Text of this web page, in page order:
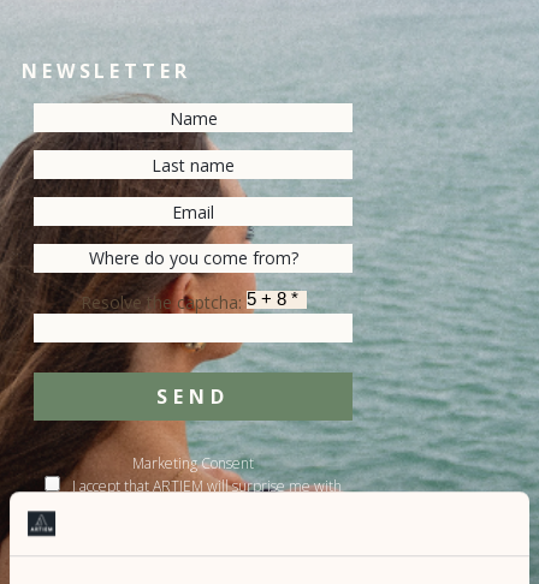
NEWSLETTER
Resolve the captcha:
SEND
Marketing Consent
I accept that ARTIEM will surprise me with
activities.